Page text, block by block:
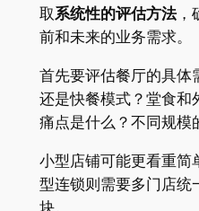
取系统性的评估方法，
前和未来的业务需求。
首先要评估餐厅的具
还是快餐模式？堂食和
痛点是什么？不同规模
小型店铺可能更看重简
型连锁则需要多门店统
块。